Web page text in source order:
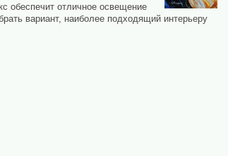
обеспечит отличное освещение
вариант, наиболее подходящий интерьеру